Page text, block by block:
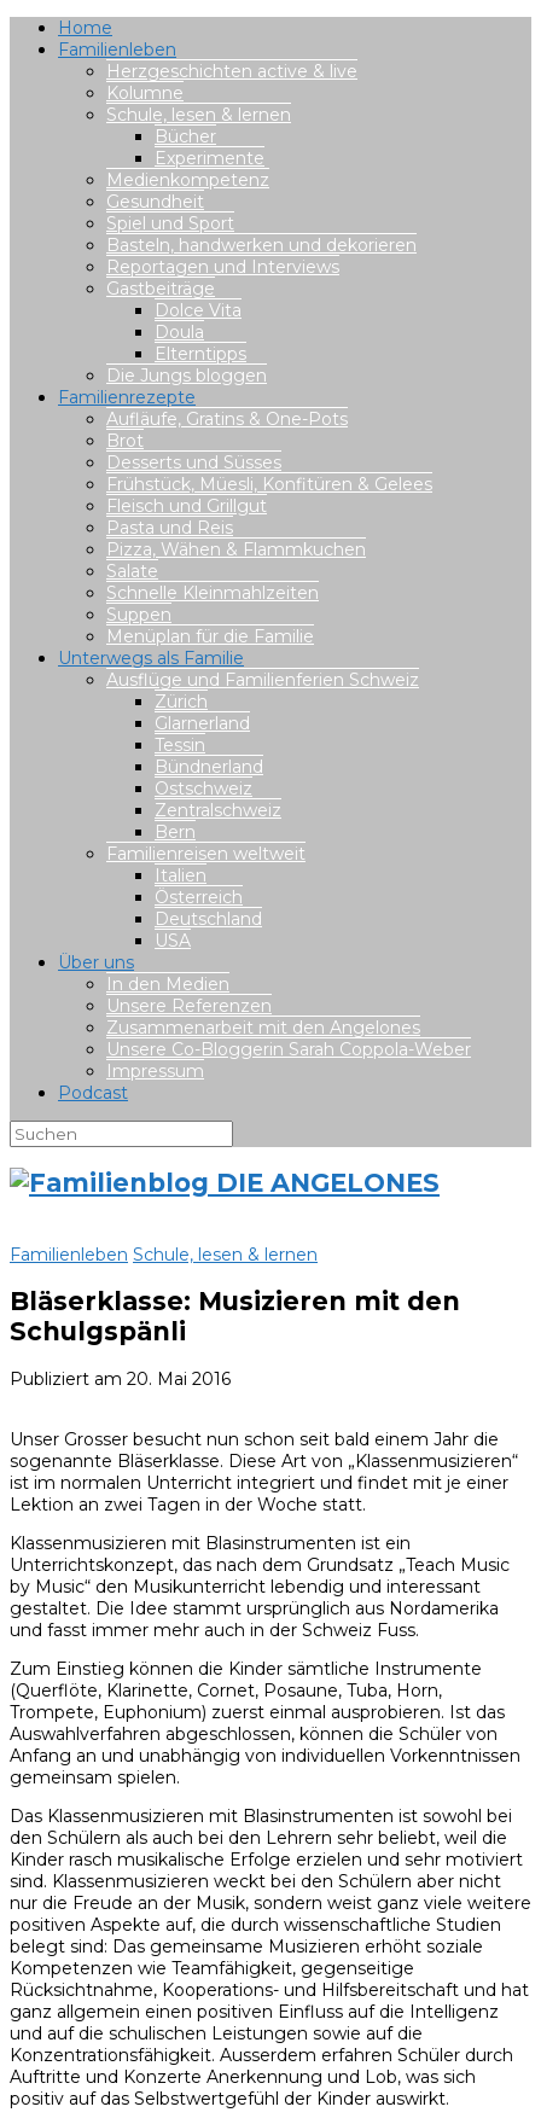
Home
Familienleben
Herzgeschichten active & live
Kolumne
Schule, lesen & lernen
Bücher
Experimente
Medienkompetenz
Gesundheit
Spiel und Sport
Basteln, handwerken und dekorieren
Reportagen und Interviews
Gastbeiträge
Dolce Vita
Doula
Elterntipps
Die Jungs bloggen
Familienrezepte
Aufläufe, Gratins & One-Pots
Brot
Desserts und Süsses
Frühstück, Müesli, Konfitüren & Gelees
Fleisch und Grillgut
Pasta und Reis
Pizza, Wähen & Flammkuchen
Salate
Schnelle Kleinmahlzeiten
Suppen
Menüplan für die Familie
Unterwegs als Familie
Ausflüge und Familienferien Schweiz
Zürich
Glarnerland
Tessin
Bündnerland
Ostschweiz
Zentralschweiz
Bern
Familienreisen weltweit
Italien
Österreich
Deutschland
USA
Über uns
In den Medien
Unsere Referenzen
Zusammenarbeit mit den Angelones
Unsere Co-Bloggerin Sarah Coppola-Weber
Impressum
Podcast
Familienleben Schule, lesen & lernen
Bläserklasse: Musizieren mit den
Schulgspänli
Publiziert am 20. Mai 2016
Unser Grosser besucht nun schon seit bald einem Jahr die
sogenannte Bläserklasse. Diese Art von „Klassenmusizieren“
ist im normalen Unterricht integriert und findet mit je einer
Lektion an zwei Tagen in der Woche statt.
Klassenmusizieren mit Blasinstrumenten ist ein
Unterrichtskonzept, das nach dem Grundsatz „Teach Music
by Music“ den Musikunterricht lebendig und interessant
gestaltet. Die Idee stammt ursprünglich aus Nordamerika
und fasst immer mehr auch in der Schweiz Fuss.
Zum Einstieg können die Kinder sämtliche Instrumente
(Querflöte, Klarinette, Cornet, Posaune, Tuba, Horn,
Trompete, Euphonium) zuerst einmal ausprobieren. Ist das
Auswahlverfahren abgeschlossen, können die Schüler von
Anfang an und unabhängig von individuellen Vorkenntnissen
gemeinsam spielen.
Das Klassenmusizieren mit Blasinstrumenten ist sowohl bei
den Schülern als auch bei den Lehrern sehr beliebt, weil die
Kinder rasch musikalische Erfolge erzielen und sehr motiviert
sind. Klassenmusizieren weckt bei den Schülern aber nicht
nur die Freude an der Musik, sondern weist ganz viele weitere
positiven Aspekte auf, die durch wissenschaftliche Studien
belegt sind: Das gemeinsame Musizieren erhöht soziale
Kompetenzen wie Teamfähigkeit, gegenseitige
Rücksichtnahme, Kooperations- und Hilfsbereitschaft und hat
ganz allgemein einen positiven Einfluss auf die Intelligenz
und auf die schulischen Leistungen sowie auf die
Konzentrationsfähigkeit. Ausserdem erfahren Schüler durch
Auftritte und Konzerte Anerkennung und Lob, was sich
positiv auf das Selbstwertgefühl der Kinder auswirkt.